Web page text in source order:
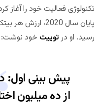
تکنولوژی فعالیت خود را آغاز
پایان سال 2020،
رسید. او در توییت خود نوشت:
پیش بینی اول:
از ده میلیون